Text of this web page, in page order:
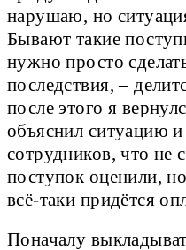
нарушаю, но
Бывают такие
нужно просто
последствия, –
после этого я
объяснил ситуацию и
сотрудников, что не
поступок оценили,
всё-таки придётся
Поначалу